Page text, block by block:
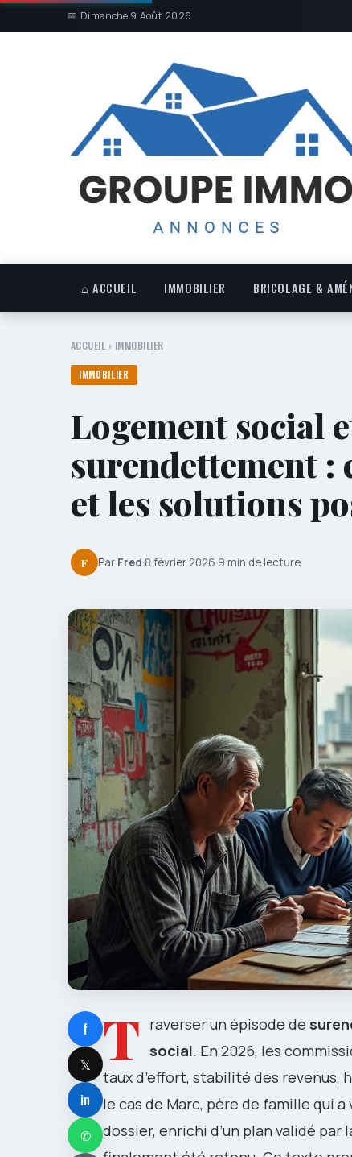
📅 Dimanche 9 Août 2026
⌂ ACCUEIL IMMOBILIER BRICOLAGE &
ACCUEIL › IMMOBILIER
IMMOBILIER
Logement social
surendettement :
et les solutions
F Par Fred·8 février 2026·9 min de lecture
f
𝕏
in
✆
T raverser un épisode de
social. En 2026, les
taux d’effort, stabilité des
le cas de Marc, père de famille qui
dossier, enrichi d’un plan validé